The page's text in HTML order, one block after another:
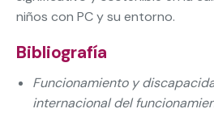
niños con PC y su entorno.
Bibliografía
Funcionamiento y
internacional del